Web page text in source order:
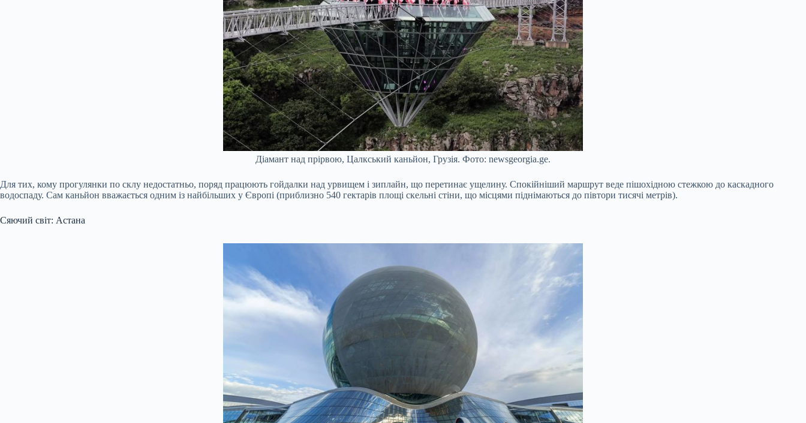
Діамант над прірвою, Цалкський каньйон, Грузія. Фото: newsgeorgia.ge.
Для тих, кому прогулянки по склу недостатньо, поряд працюють гойдалки над урвищем і зиплайн, що перетинає ущелину. Спокійніший маршрут веде пішохідною стежкою до каскадного
водоспаду. Сам каньйон вважається одним із найбільших у Європі (приблизно 540 гектарів площі скельні стіни, що місцями піднімаються до півтори тисячі метрів).
Сяючий світ: Астана